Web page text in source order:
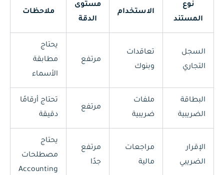
نوع
المستند
الاستخدام
مستوى
الدقة
ملاحظات
السجل
التجاري
تعاقدات
وبنوك
مرتفع
يحتاج
مطابقة
الأسماء
البطاقة
الضريبية
ملفات
ضريبية
مرتفع
تحتاج أرقامًا
دقيقة
الإقرار
الضريبي
مراجعات
مالية
مرتفع
جدًا
يحتاج
مصطلحات
Accounting